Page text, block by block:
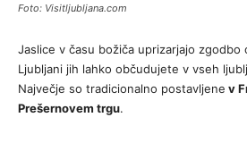
Foto: Visitljubljana.com
Jaslice v času božiča uprizarjajo
Ljubljani jih lahko občudujete v vseh
Največje so tradicionalno postavljene v
Prešernovem trgu.